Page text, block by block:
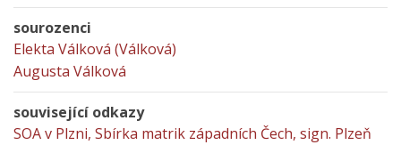
sourozenci
Elekta Válková (Válková)
Augusta Válková
související odkazy
SOA v Plzni, Sbírka matrik západních Čech, sign. Plzeň